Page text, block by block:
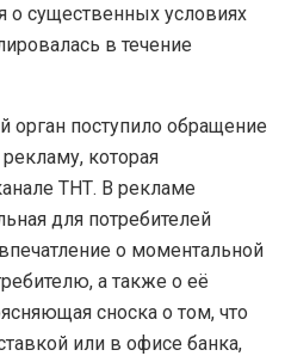
о существенных условиях
в течение
орган поступило обращение
которая
ТНТ. В рекламе
для потребителей
о моментальной
а также о её
сноска о том, что
или в офисе банка,